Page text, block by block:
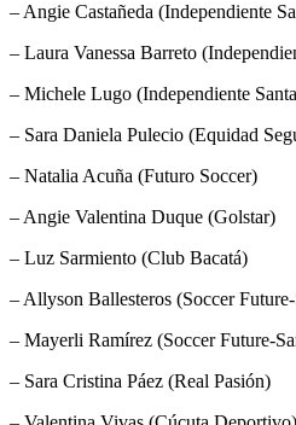
– Angie Castañeda (Independiente
– Laura Vanessa Barreto
– Michele Lugo (Independiente
– Sara Daniela Pulecio (Equidad
– Natalia Acuña (Futuro Soccer)
– Angie Valentina Duque (Golstar)
– Luz Sarmiento (Club Bacatá)
– Allyson Ballesteros (Soccer
– Mayerli Ramírez (Soccer Future-
– Sara Cristina Páez (Real Pasión)